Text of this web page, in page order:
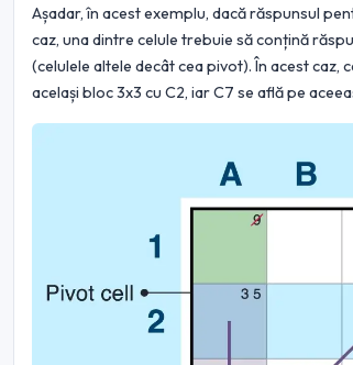
Așadar, în acest exemplu, dacă răspunsul
caz, una dintre celule trebuie să conțină
(celulele altele decât cea pivot). În acest caz,
același bloc 3x3 cu C2, iar C7 se află pe